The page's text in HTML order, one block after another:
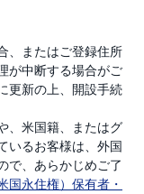
、またはご登録住所
が中断する場合がご
更新の上、開設手続
、米国籍、またはグ
いるお客様は、外国
で、あらかじめご了
国永住権）保有者・